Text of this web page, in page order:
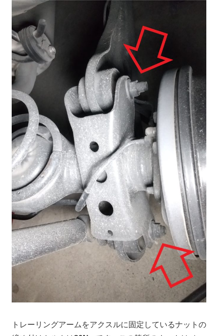
トレーリングアームをアクスルに固定しているナットの